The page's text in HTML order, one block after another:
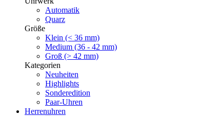
Automatik
Quarz
Größe
Klein (< 36 mm)
Medium (36 - 42 mm)
Groß (> 42 mm)
Kategorien
Neuheiten
Highlights
Sonderedition
Paar-Uhren
Herrenuhren